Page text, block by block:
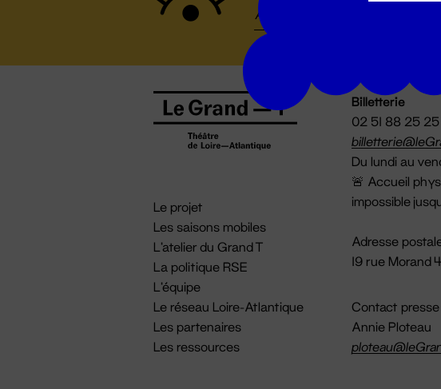
Le projet
Les saisons mobiles
L'atelier du Grand T
La politique RSE
L'équipe
Le réseau Loire-Atlantique
Les partenaires
Les ressources
Billetterie
02 51 88 25 25
Du lundi au
🚨 Accueil
impossible
Adresse
19 rue Morand
Contact presse
Annie Ploteau